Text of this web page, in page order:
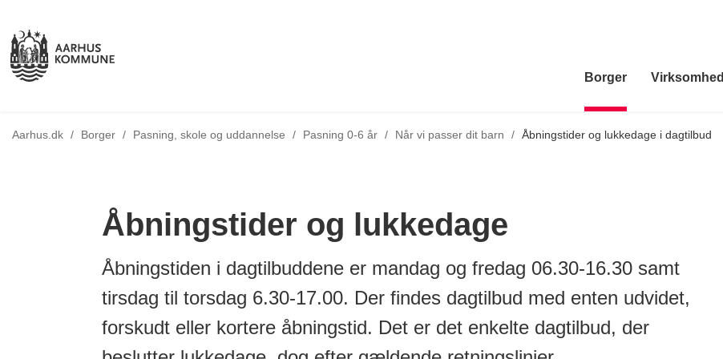
Borger Virksomhed
Aarhus.dk / Borger / Pasning, skole og uddannelse / Pasning 0-6 år / Tilbage til
Når vi passer dit barn / Åbningstider og lukkedage i dagtilbud
Åbningstider og lukkedage
Åbningstiden i dagtilbuddene er mandag og fredag 06.30-16.30 samt
tirsdag til torsdag 6.30-17.00. Der findes dagtilbud med enten udvidet,
forskudt eller kortere åbningstid. Det er det enkelte dagtilbud, der